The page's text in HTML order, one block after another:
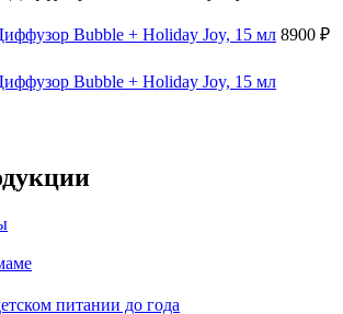
Bubble + Holiday Joy, 15 мл 8900 ₽
Bubble + Holiday Joy, 15 мл